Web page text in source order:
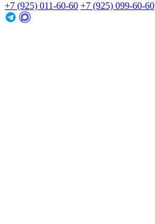
+7 (925) 011-60-60 +7 (925) 099-60-60